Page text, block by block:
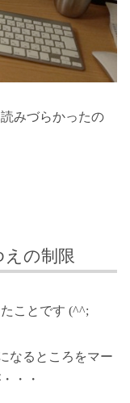
みづらかったの
の制限
ことです (^^;
なるところをマー
・・